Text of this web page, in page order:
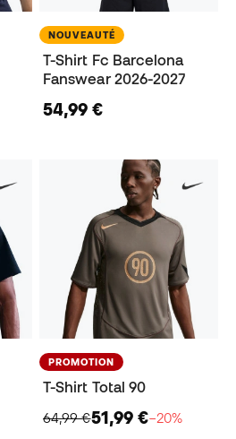
NOUVEAUTÉ
T-Shirt Fc Barcelona
Fanswear 2026-2027
54,99 €
PROMOTION
T-Shirt Total 90
64,99 €51,99 €−20%